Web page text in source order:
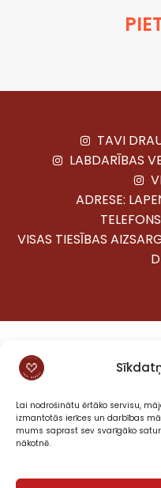
Lai nodrošinātu ērtāko servisu,
izmantotās ierīces un darbības
mums saprast sev svarīgāko
nākotnē.
TAVI
LABDARĪBAS
ADRESE:
VISAS TIESĪBAS